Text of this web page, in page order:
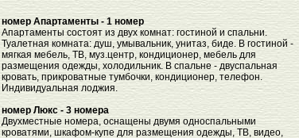
номер Апартаменты - 1 номер
Апартаменты состоят из двух комнат: гостиной и спальни.
Туалетная комната: душ, умывальник, унитаз, биде. В гостиной -
мягкая мебель, ТВ, муз.центр, кондиционер, мебель для
размещения одежды, холодильник. В спальне - двуспальная
кровать, прикроватные тумбочки, кондиционер, телефон.
Индивидуальная лоджия.
номер Люкс - 3 номера
Двухместные номера, оснащены двумя односпальными
кроватями, шкафом-купе для размещения одежды, ТВ, видео,